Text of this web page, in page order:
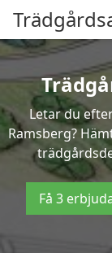
Letar du
Ramsberg?
Få 3